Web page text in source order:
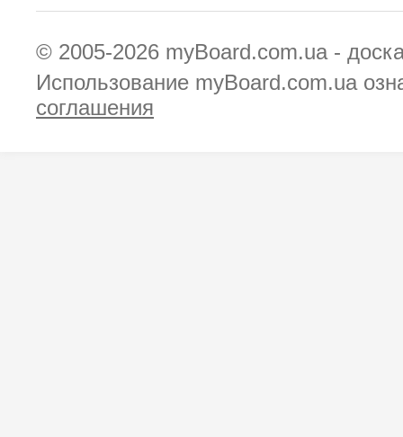
© 2005-2026 myBoard.com.ua -
Использование myBoard.com.ua
соглашения